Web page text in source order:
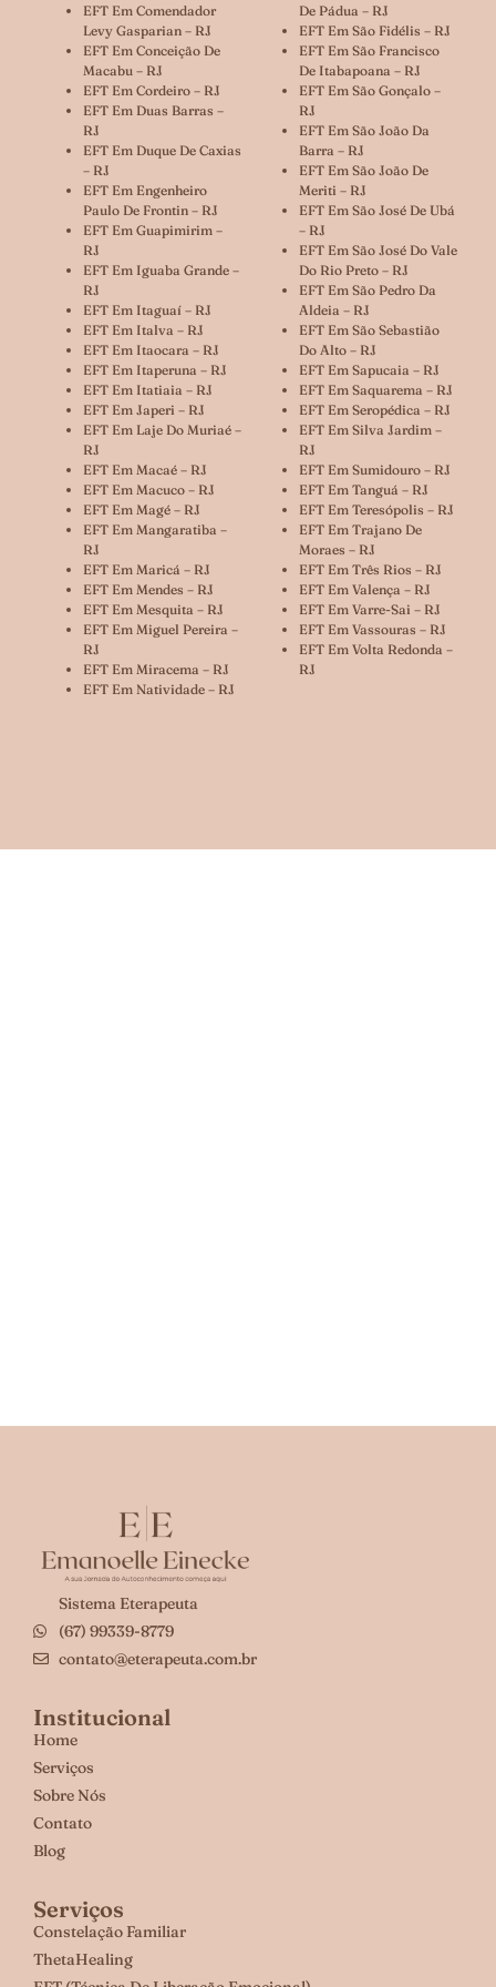
EFT Em Comendador
Levy Gasparian – RJ
EFT Em Conceição De
Macabu – RJ
EFT Em Cordeiro – RJ
EFT Em Duas Barras –
RJ
EFT Em Duque De Caxias
– RJ
EFT Em Engenheiro
Paulo De Frontin – RJ
EFT Em Guapimirim –
RJ
EFT Em Iguaba Grande –
RJ
EFT Em Itaguaí – RJ
EFT Em Italva – RJ
EFT Em Itaocara – RJ
EFT Em Itaperuna – RJ
EFT Em Itatiaia – RJ
EFT Em Japeri – RJ
EFT Em Laje Do Muriaé –
RJ
EFT Em Macaé – RJ
EFT Em Macuco – RJ
EFT Em Magé – RJ
EFT Em Mangaratiba –
RJ
EFT Em Maricá – RJ
EFT Em Mendes – RJ
EFT Em Mesquita – RJ
EFT Em Miguel Pereira –
RJ
EFT Em Miracema – RJ
EFT Em Natividade – RJ
De Pádua – RJ
EFT Em São Fidélis – RJ
EFT Em São Francisco
De Itabapoana – RJ
EFT Em São Gonçalo –
RJ
EFT Em São João Da
Barra – RJ
EFT Em São João De
Meriti – RJ
EFT Em São José De Ubá
– RJ
EFT Em São José Do Vale
Do Rio Preto – RJ
EFT Em São Pedro Da
Aldeia – RJ
EFT Em São Sebastião
Do Alto – RJ
EFT Em Sapucaia – RJ
EFT Em Saquarema – RJ
EFT Em Seropédica – RJ
EFT Em Silva Jardim –
RJ
EFT Em Sumidouro – RJ
EFT Em Tanguá – RJ
EFT Em Teresópolis – RJ
EFT Em Trajano De
Moraes – RJ
EFT Em Três Rios – RJ
EFT Em Valença – RJ
EFT Em Varre-Sai – RJ
EFT Em Vassouras – RJ
EFT Em Volta Redonda –
RJ
Sistema Eterapeuta
(67) 99339-8779
contato@eterapeuta.com.br
Institucional
Home
Serviços
Sobre Nós
Contato
Blog
Serviços
Constelação Familiar
ThetaHealing